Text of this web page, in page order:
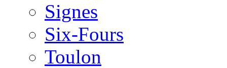
Signes
Six-Fours
Toulon